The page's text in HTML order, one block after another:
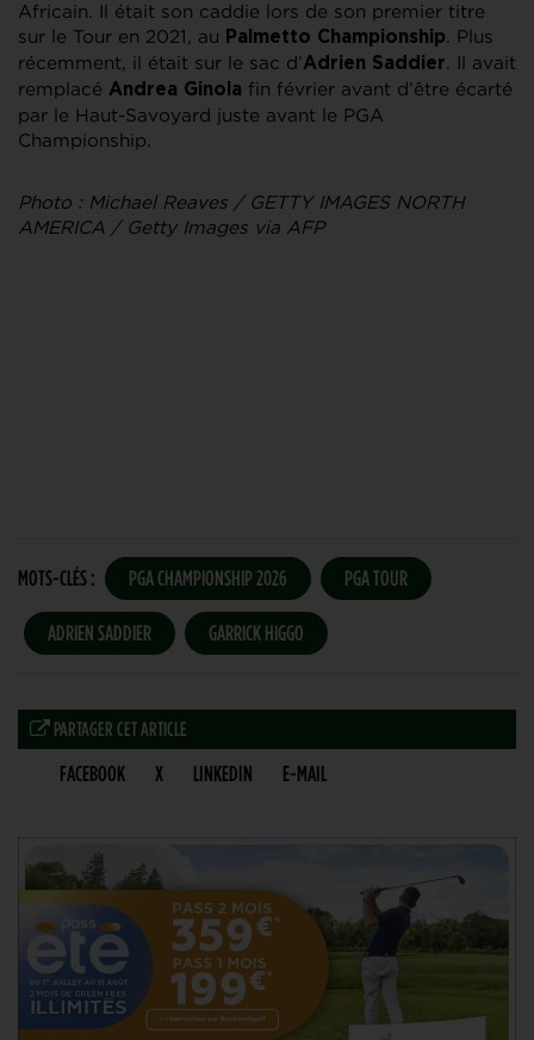
Africain. Il était son caddie lors de son premier titre
sur le Tour en 2021, au Palmetto Championship. Plus
récemment, il était sur le sac d’Adrien Saddier. Il avait
remplacé Andrea Ginola fin février avant d’être écarté
par le Haut-Savoyard juste avant le PGA
Championship.
Photo : Michael Reaves / GETTY IMAGES NORTH
AMERICA / Getty Images via AFP
MOTS-CLÉS : PGA CHAMPIONSHIP 2026 PGA TOUR
ADRIEN SADDIER GARRICK HIGGO
PARTAGER CET ARTICLE
FACEBOOK X LINKEDIN E-MAIL